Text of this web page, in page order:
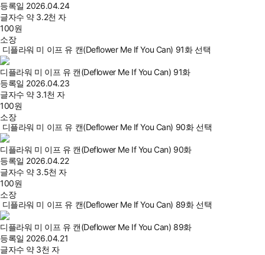
등록일 2026.04.24
글자수 약 3.2천 자
100원
소장
디플라워 미 이프 유 캔(Deflower Me If You Can) 91화 선택
디플라워 미 이프 유 캔(Deflower Me If You Can) 91화
등록일 2026.04.23
글자수 약 3.1천 자
100원
소장
디플라워 미 이프 유 캔(Deflower Me If You Can) 90화 선택
디플라워 미 이프 유 캔(Deflower Me If You Can) 90화
등록일 2026.04.22
글자수 약 3.5천 자
100원
소장
디플라워 미 이프 유 캔(Deflower Me If You Can) 89화 선택
디플라워 미 이프 유 캔(Deflower Me If You Can) 89화
등록일 2026.04.21
글자수 약 3천 자